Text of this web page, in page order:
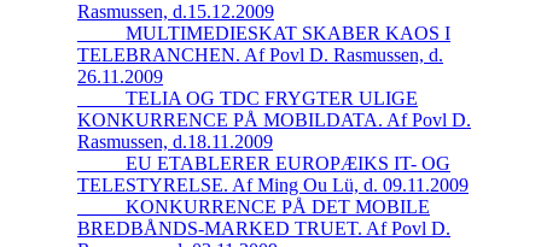
Rasmussen, d.15.12.2009
_____MULTIMEDIESKAT SKABER KAOS I
TELEBRANCHEN. Af Povl D. Rasmussen, d.
26.11.2009
_____TELIA OG TDC FRYGTER ULIGE
KONKURRENCE PÅ MOBILDATA. Af Povl D.
Rasmussen, d.18.11.2009
_____EU ETABLERER EUROPÆIKS IT- OG
TELESTYRELSE. Af Ming Ou Lü, d. 09.11.2009
_____KONKURRENCE PÅ DET MOBILE
BREDBÅNDS-MARKED TRUET. Af Povl D.